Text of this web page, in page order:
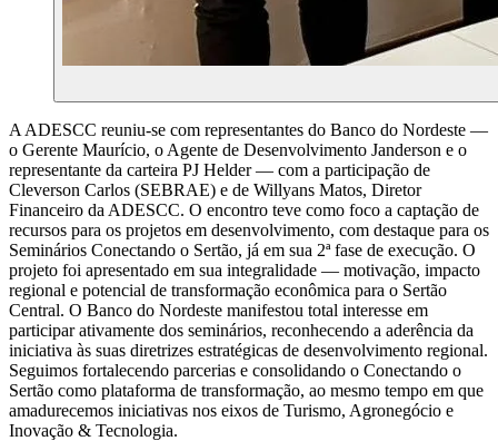
A ADESCC reuniu-se com representantes do Banco do Nordeste —
o Gerente Maurício, o Agente de Desenvolvimento Janderson e o
representante da carteira PJ Helder — com a participação de
Cleverson Carlos (SEBRAE) e de Willyans Matos, Diretor
Financeiro da ADESCC. O encontro teve como foco a captação de
recursos para os projetos em desenvolvimento, com destaque para os
Seminários Conectando o Sertão, já em sua 2ª fase de execução. O
projeto foi apresentado em sua integralidade — motivação, impacto
regional e potencial de transformação econômica para o Sertão
Central. O Banco do Nordeste manifestou total interesse em
participar ativamente dos seminários, reconhecendo a aderência da
iniciativa às suas diretrizes estratégicas de desenvolvimento regional.
Seguimos fortalecendo parcerias e consolidando o Conectando o
Sertão como plataforma de transformação, ao mesmo tempo em que
amadurecemos iniciativas nos eixos de Turismo, Agronegócio e
Inovação & Tecnologia.